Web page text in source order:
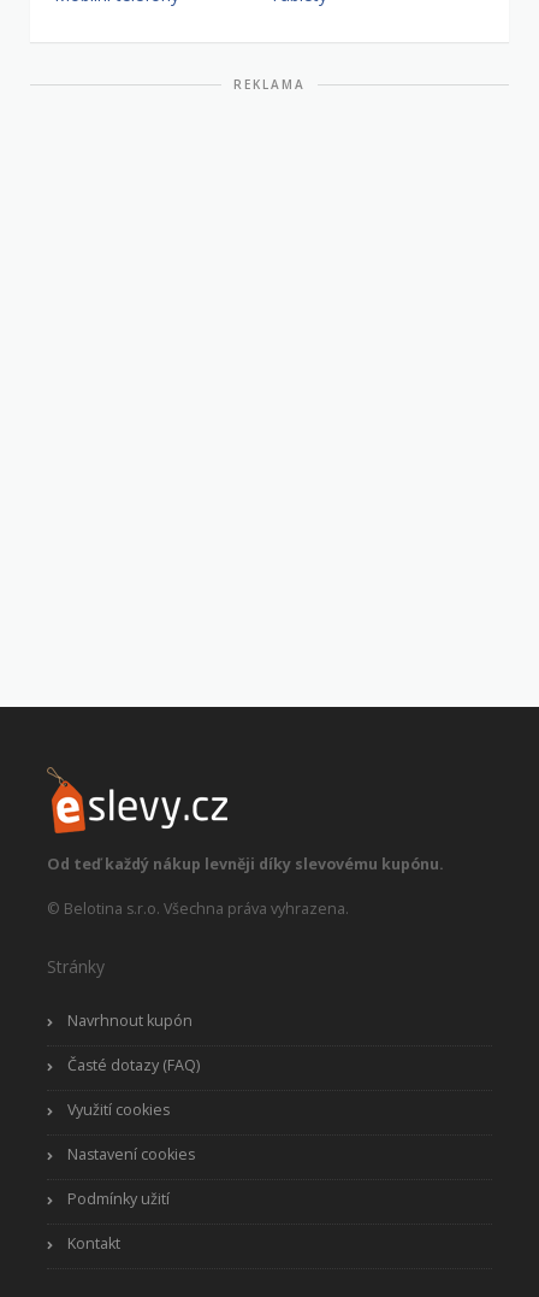
REKLAMA
Od teď každý nákup levněji díky slevovému kupónu.
© Belotina s.r.o. Všechna práva vyhrazena.
Stránky
Navrhnout kupón
Časté dotazy (FAQ)
Využití cookies
Nastavení cookies
Podmínky užití
Kontakt